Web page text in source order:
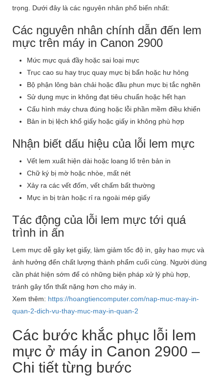
trọng. Dưới đây là các nguyên nhân phổ biến nhất:
Các nguyên nhân chính dẫn đến lem
mực trên máy in Canon 2900
Mức mực quá đầy hoặc sai loại mực
Trục cao su hay trục quay mực bị bẩn hoặc hư hỏng
Bộ phận lông bàn chải hoặc đầu phun mực bị tắc nghẽn
Sử dụng mực in không đạt tiêu chuẩn hoặc hết hạn
Cấu hình máy chưa đúng hoặc lỗi phần mềm điều khiển
Bản in bị lệch khổ giấy hoặc giấy in không phù hợp
Nhận biết dấu hiệu của lỗi lem mực
Vết lem xuất hiện dài hoặc loang lổ trên bản in
Chữ ký bị mờ hoặc nhòe, mất nét
Xảy ra các vết đốm, vết chấm bất thường
Mực in bị tràn hoặc rỉ ra ngoài mép giấy
Tác động của lỗi lem mực tới quá
trình in ấn
Lem mực dễ gây kẹt giấy, làm giảm tốc độ in, gây hao mực và
ảnh hưởng đến chất lượng thành phẩm cuối cùng. Người dùng
cần phát hiện sớm để có những biện pháp xử lý phù hợp,
tránh gây tổn thất nặng hơn cho máy in.
Xem thêm: https://hoangtiencomputer.com/nap-muc-may-in-
quan-2-dich-vu-thay-muc-may-in-quan-2
Các bước khắc phục lỗi lem
mực ở máy in Canon 2900 –
Chi tiết từng bước